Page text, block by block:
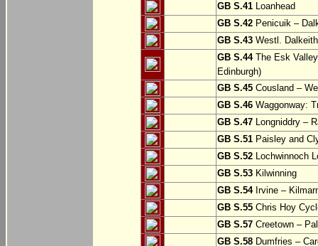
GB S.41 Loanhead
GB S.42 Penicuik –
GB S.43 Westl. Dalkeith
GB S.44The Esk
Edinburgh)
GB S.45 Cousland –
GB S.46 Waggonway:
GB S.47 Longniddry –
GB S.51 Paisley and
GB S.52 Lochwinnoch
GB S.53 Kilwinning
GB S.54Irvine –
GB S.55 Chris Hoy
GB S.57 Creetown –
GB S.58 Dumfries –